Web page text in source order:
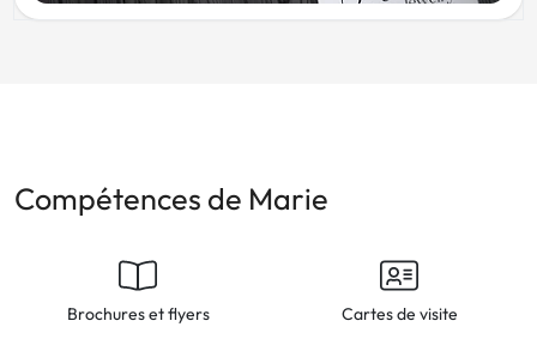
Compétences de Marie
Brochures et flyers Cartes de visite